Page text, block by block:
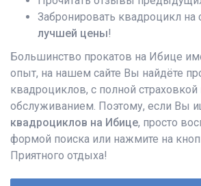
Забронировать квадроцикл на
лучшей цены!
Большинство прокатов на Ибице
опыт, на нашем сайте Вы найдёте
квадроциклов, с полной
обслуживанием. Поэтому, если Вы
квадроциклов на Ибице, просто
формой поиска или нажмите на
Приятного отдыха!